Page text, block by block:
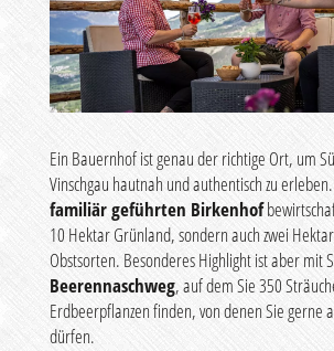
Ein Bauernhof ist genau der richtige Ort, um
Vinschgau hautnah und authentisch zu
familiär geführten Birkenhof
10 Hektar Grünland, sondern auch zwei
Obstsorten. Besonderes Highlight ist aber mit
Beerennaschweg, auf dem Sie 350
Erdbeerpflanzen finden, von denen Sie gerne
dürfen.